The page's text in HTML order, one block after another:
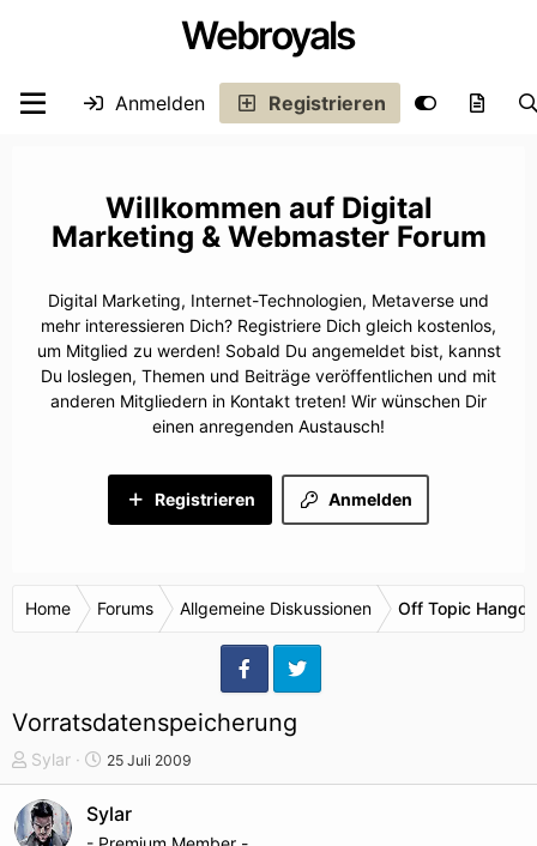
Webroyals
Anmelden Registrieren
Digital
Marketing & Webmaster Forum
Digital Marketing, Internet-Technologien, Metaverse und
mehr interessieren Dich? Registriere Dich gleich kostenlos,
um Mitglied zu werden! Sobald Du angemeldet bist, kannst
Du loslegen, Themen und Beiträge veröffentlichen und mit
anderen Mitgliedern in Kontakt treten! Wir wünschen Dir
einen anregenden Austausch!
Anmelden
Registrieren
Home Forums Allgemeine Diskussionen Off Topic
Vorratsdatenspeicherung
T
h
e
m
Sylar
S
t
a
r
25 Juli 2009
Sylar